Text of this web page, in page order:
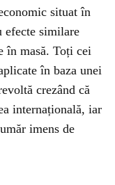
situat în
efecte similare
în masă. Toți cei
în baza unei
crezând că
internațională, iar
imens de